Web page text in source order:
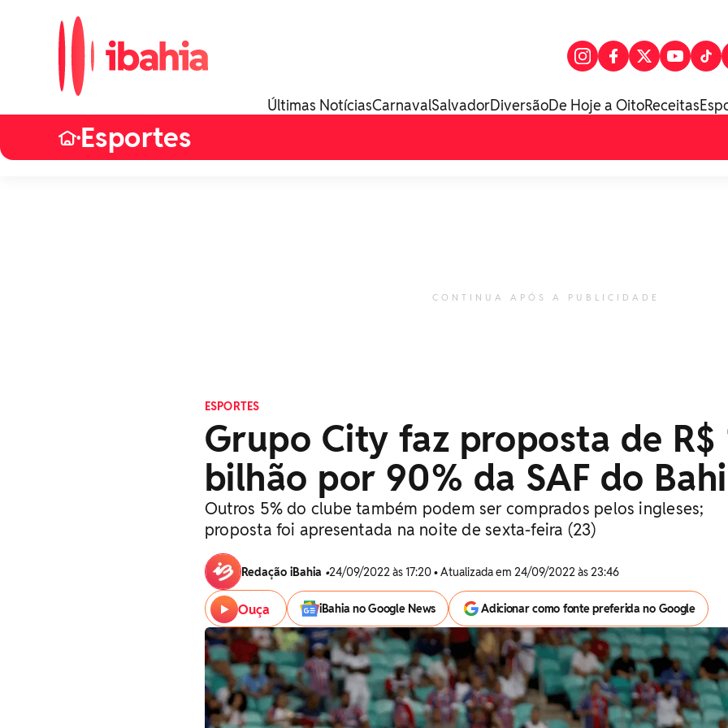
Últimas NotíciasCarnavalSalvadorDiversãoDe Hoje a OitoReceitas
•Esportes
CONTINUA APÓS A PUBLICIDADE
ESPORTES
Grupo City faz proposta de R$
bilhão por 90% da SAF do
Outros 5% do clube também podem ser comprados pelos ingleses;
proposta foi apresentada na noite de sexta-feira (23)
Redação iBahia •24/09/2022 às 17:20 • Atualizada em 24/09/2022 às 23:46
Ouça iBahia no Google News Adicionar como fonte preferida no Google